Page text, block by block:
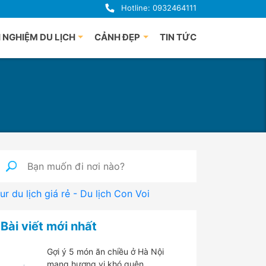
Hotline: 0932464111
Ngãi
Trang
Định
Thiết
NGHIỆM DU LỊCH CẢNH ĐẸP TIN TỨC
du lịch giá rẻ - Du lịch Con Voi
Bài viết mới nhất
Gợi ý 5 món ăn chiều ở Hà Nội
mang hương vị khó quên